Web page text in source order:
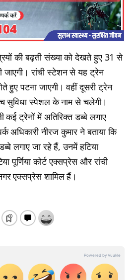
की बढ़ती संख्या को देखते हुए 31 से
रांची स्टेशन से यह ट्रेन
हुए पटना जाएगी। वहीं दूसरी ट्रेन
सुविधा स्पेशल के नाम से चलेगी।
कई ट्रेनों में अतिरिक्त डब्बे लगाए
अधिकारी नीरज कुमार ने बताया कि
लगाए जा रहे हैं, उनमें हटिया
पूर्णिया कोर्ट एक्सप्रेस और रांची
एक्सप्रेस शामिल हैं।